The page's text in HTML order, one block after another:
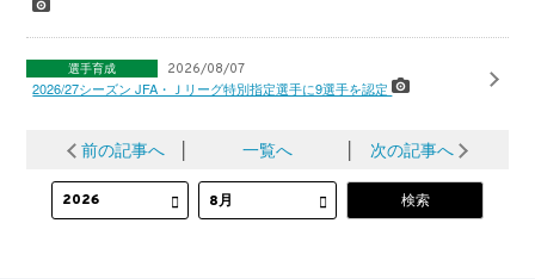
選手育成 2026/08/07
2026/27シーズン JFA・Ｊリーグ特別指定選手に9選手を認定
前の記事へ 一覧へ 次の記事へ